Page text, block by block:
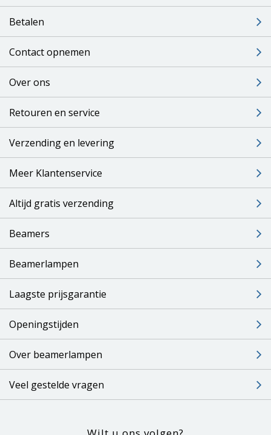
Betalen
Contact opnemen
Over ons
Retouren en service
Verzending en levering
Meer Klantenservice
Altijd gratis verzending
Beamers
Beamerlampen
Laagste prijsgarantie
Openingstijden
Over beamerlampen
Veel gestelde vragen